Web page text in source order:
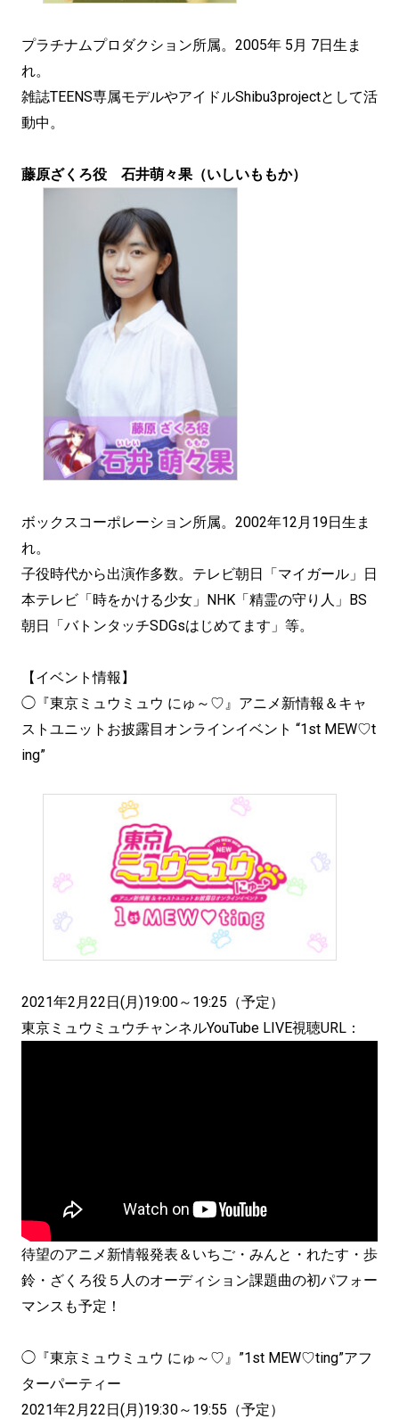
プラチナムプロダクション所属。2005年 5月 7日生ま
れ。
雑誌TEENS専属モデルやアイドルShibu3projectとして活
動中。
藤原ざくろ役 石井萌々果（いしいももか）
ボックスコーポレーション所属。2002年12月19日生ま
れ。
子役時代から出演作多数。テレビ朝日「マイガール」日
本テレビ「時をかける少女」NHK「精霊の守り人」BS
朝日「バトンタッチSDGsはじめてます」等。
【イベント情報】
◯『東京ミュウミュウ にゅ～♡』アニメ新情報＆キャ
ストユニットお披露目オンラインイベント “1st MEW♡t
ing”
2021年2月22日(月)19:00～19:25（予定）
東京ミュウミュウチャンネルYouTube LIVE視聴URL：
待望のアニメ新情報発表＆いちご・みんと・れたす・歩
鈴・ざくろ役５人のオーディション課題曲の初パフォー
マンスも予定！
◯『東京ミュウミュウ にゅ～♡』”1st MEW♡ting”アフ
ターパーティー
2021年2月22日(月)19:30～19:55（予定）